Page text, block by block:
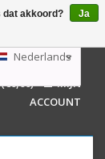
GBP
AUD
Nederlands
Deutsch
English
WINKELWAGEN
(€0,00)
MIJN
ACCOUNT
dat akkoord?
Ja